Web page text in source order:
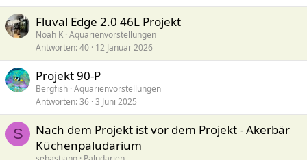
Fluval Edge 2.0 46L Projekt
Noah K Aquarienvorstellungen
Antworten 40 12 Januar 2026
Projekt 90-P
Bergfish Aquarienvorstellungen
Antworten 36 3 Juni 2025
S
Nach dem Projekt ist vor dem Projekt - Akerbär
Küchenpaludarium